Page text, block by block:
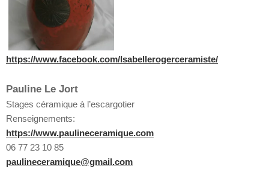
https://www.facebook.com/Isabellerogerceramiste/
Pauline Le Jort
Stages céramique à l’escargotier
Renseignements:
https://www.paulineceramique.com
06 77 23 10 85
paulineceramique@gmail.com